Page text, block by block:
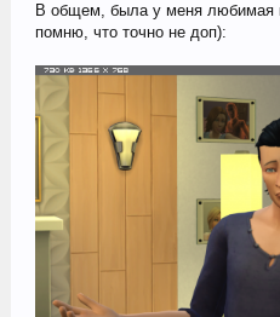
В общем, была у меня любимая
помню, что точно не доп):